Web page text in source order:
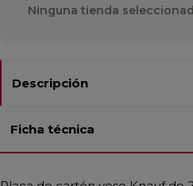
Ninguna tienda
Descripción
Ficha técnica